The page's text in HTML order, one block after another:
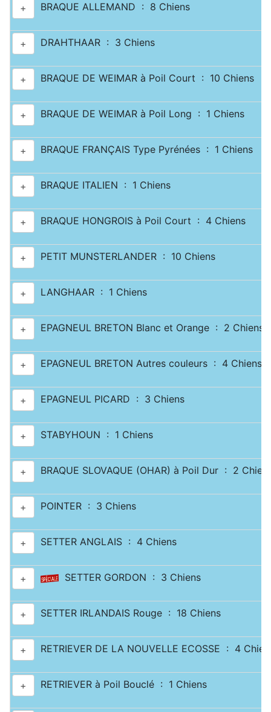
+ BRAQUE ALLEMAND : 8 Chiens
+ DRAHTHAAR : 3 Chiens
+ BRAQUE DE WEIMAR à Poil Court : 10 Chiens
+ BRAQUE DE WEIMAR à Poil Long : 1 Chiens
+ BRAQUE FRANÇAIS Type Pyrénées : 1 Chiens
+ BRAQUE ITALIEN : 1 Chiens
+ BRAQUE HONGROIS à Poil Court : 4 Chiens
+ PETIT MUNSTERLANDER : 10 Chiens
+ LANGHAAR : 1 Chiens
+ EPAGNEUL BRETON Blanc et Orange : 2 Chiens
+ EPAGNEUL BRETON Autres couleurs : 4 Chiens
+ EPAGNEUL PICARD : 3 Chiens
+ STABYHOUN : 1 Chiens
+ BRAQUE SLOVAQUE (OHAR) à Poil Dur : 2
+ POINTER : 3 Chiens
+ SETTER ANGLAIS : 4 Chiens
+ SETTER GORDON : 3 Chiens
+ SETTER IRLANDAIS Rouge : 18 Chiens
+ RETRIEVER DE LA NOUVELLE ECOSSE : 4
+ RETRIEVER à Poil Bouclé : 1 Chiens